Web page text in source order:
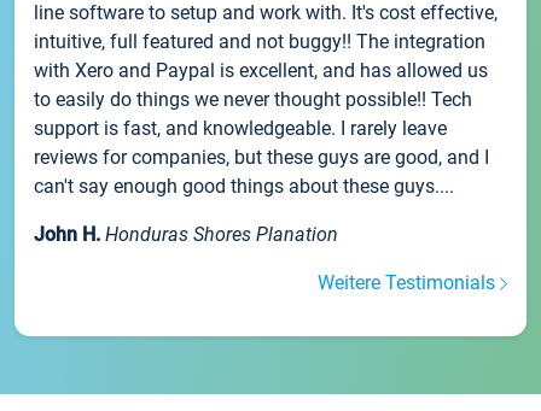
line software to setup and work with. It's cost effective,
intuitive, full featured and not buggy!! The integration
with Xero and Paypal is excellent, and has allowed us
to easily do things we never thought possible!! Tech
support is fast, and knowledgeable. I rarely leave
reviews for companies, but these guys are good, and I
can't say enough good things about these guys....
John H. Honduras Shores Planation
Weitere Testimonials